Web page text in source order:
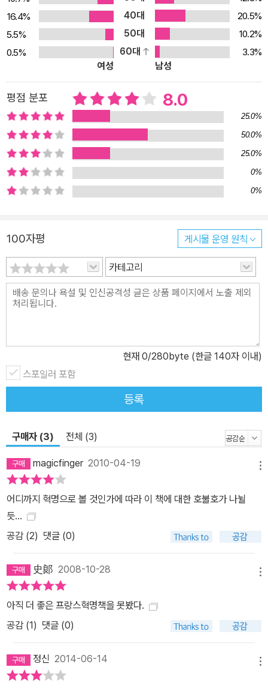
16.4%
40대
20.5%
5.5%
50대
10.2%
0.5%
60대
3.3%
여성
남성
평점 분포 8.0
25.0%
50.0%
25.0%
0%
0%
100자평 게시물 운영 원칙
카테고리
현재 0/280byte (한글 140자 이내)
스포일러 포함
등록
구매자 (3) 전체 (3)
magicfinger2010-04-19
어디까지 혁명으로 볼 것인가에 따라 이 책에 대한 호불호가 나뉠
듯...
공감 (2) 댓글 (0)
史郞 2008-10-28
아직 더 좋은 프랑스혁명책을 못봤다.
공감 (1) 댓글 (0)
정신 2014-06-14